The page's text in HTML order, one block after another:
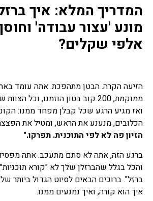
המדריך המלא: איך
מונע 'עצור עבודה'
אלפי שקלים?
הזיעה הקרה. הבטן מתהפכת. אתה עומד
ממוקמת, 200 קוב בטון הוזמנו, וכל
ואז מגיע הרגע שכל קבלן מפחד ממנו:
הכלובים, מנענע את הראש, ומטיל את
הזיון פה לא לפי התוכנית. תפרקו."
ברגע הזה, אתה לא סתם מתעכב. אתה
והכל בגלל שהברזלן שלך לא "קורא
ברזל". ברוכים הבאים לסיוט הגדול ביותר
איך הוא קורה, ואיך נמנעים ממנו.